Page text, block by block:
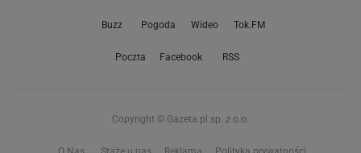
Buzz Pogoda Wideo Tok.FM
Poczta Facebook RSS
Copyright © Gazeta.pl sp. z o.o.